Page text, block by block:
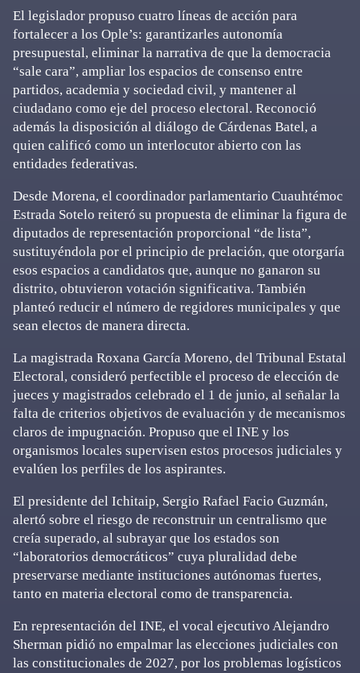
El legislador propuso cuatro líneas de acción para
fortalecer a los Ople’s: garantizarles autonomía
presupuestal, eliminar la narrativa de que la democracia
“sale cara”, ampliar los espacios de consenso entre
partidos, academia y sociedad civil, y mantener al
ciudadano como eje del proceso electoral. Reconoció
además la disposición al diálogo de Cárdenas Batel, a
quien calificó como un interlocutor abierto con las
entidades federativas.
Desde Morena, el coordinador parlamentario Cuauhtémoc
Estrada Sotelo reiteró su propuesta de eliminar la figura de
diputados de representación proporcional “de lista”,
sustituyéndola por el principio de prelación, que otorgaría
esos espacios a candidatos que, aunque no ganaron su
distrito, obtuvieron votación significativa. También
planteó reducir el número de regidores municipales y que
sean electos de manera directa.
La magistrada Roxana García Moreno, del Tribunal Estatal
Electoral, consideró perfectible el proceso de elección de
jueces y magistrados celebrado el 1 de junio, al señalar la
falta de criterios objetivos de evaluación y de mecanismos
claros de impugnación. Propuso que el INE y los
organismos locales supervisen estos procesos judiciales y
evalúen los perfiles de los aspirantes.
El presidente del Ichitaip, Sergio Rafael Facio Guzmán,
alertó sobre el riesgo de reconstruir un centralismo que
creía superado, al subrayar que los estados son
“laboratorios democráticos” cuya pluralidad debe
preservarse mediante instituciones autónomas fuertes,
tanto en materia electoral como de transparencia.
En representación del INE, el vocal ejecutivo Alejandro
Sherman pidió no empalmar las elecciones judiciales con
las constitucionales de 2027, por los problemas logísticos